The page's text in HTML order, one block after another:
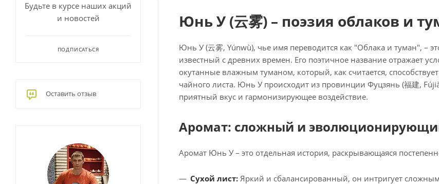
Юнь У (云雾) – поэзия облаков и
Юнь У (云雾, Yúnwù), чье имя переводится как "Облака и туман", –
известный с древних времен. Его поэтичное название отражает
окутанные влажным туманом, который, как считается,
чайного листа. Юнь У происходит из провинции Фуцзянь (福建,
приятный вкус и гармонизирующее воздействие.
Аромат: сложный и
Аромат Юнь У – это отдельная история, раскрывающаяся
Сухой лист: Яркий и сбалансированный, он интригует
Будьте в курсе наших акций
и новостей
ПОДПИСАТЬСЯ
Оставить отзыв